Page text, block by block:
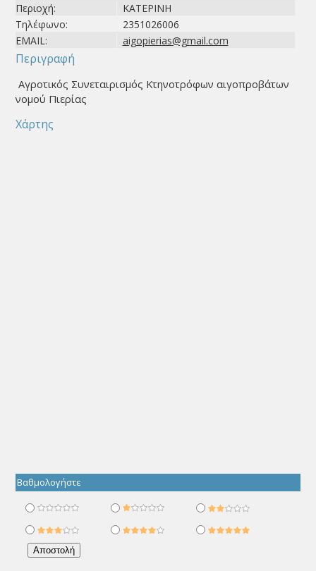
Περιοχή:
ΚΑΤΕΡΙΝΗ
Τηλέφωνο:
2351026006
EMAIL:
aigopierias@gmail.com
Περιγραφή
Αγροτικός Συνεταιρισμός Κτηνοτρόφων αιγοπροβάτων
νομού Πιερίας
Χάρτης
Βαθμολογήστε